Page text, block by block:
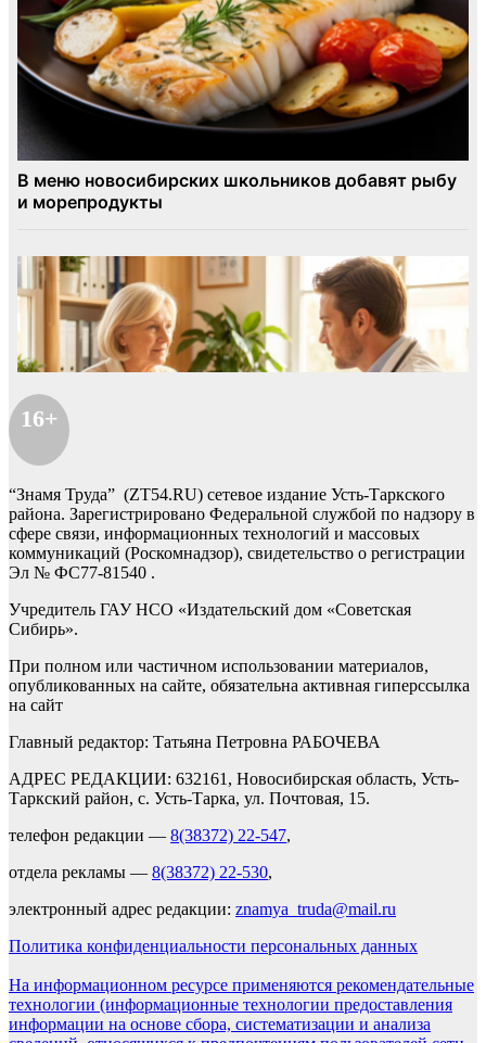
16+
“Знамя Труда” (ZT54.RU) сетевое издание Усть-Таркского
района. Зарегистрировано Федеральной службой по надзору в
сфере связи, информационных технологий и массовых
коммуникаций (Роскомнадзор), свидетельство о регистрации
Эл № ФС77-81540 .
Учредитель ГАУ НСО «Издательский дом «Советская
Сибирь».
При полном или частичном использовании материалов,
опубликованных на сайте, обязательна активная гиперссылка
на сайт
Главный редактор: Татьяна Петровна РАБОЧЕВА
АДРЕС РЕДАКЦИИ: 632161, Новосибирская область, Усть-
Таркский район, с. Усть-Тарка, ул. Почтовая, 15.
телефон редакции — 8(38372) 22-547,
отдела рекламы — 8(38372) 22-530,
электронный адрес редакции: znamya_truda@mail.ru
Политика конфиденциальности персональных данных
На информационном ресурсе применяются рекомендательные
технологии (информационные технологии предоставления
информации на основе сбора, систематизации и анализа